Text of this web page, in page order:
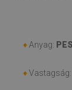
♦ Anyag:
♦Vastagság: